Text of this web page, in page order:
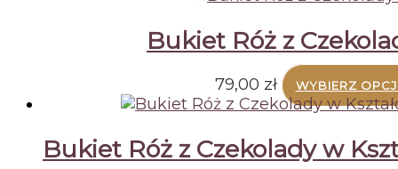
Bukiet Róż z
79,00 zł WYBIERZ
Bukiet Róż z Czekolady w